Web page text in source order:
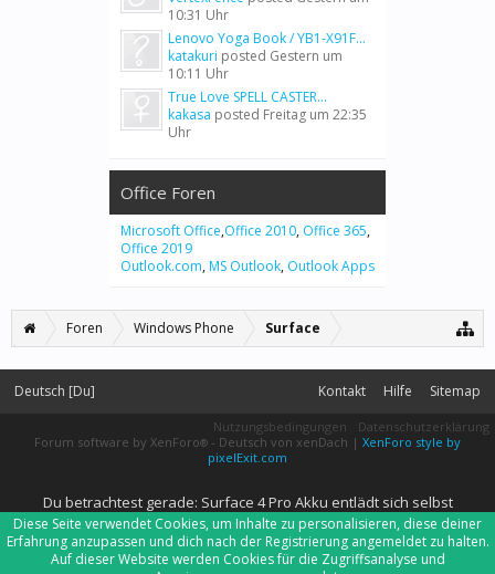
10:31 Uhr
Lenovo Yoga Book / YB1-X91F...
katakuri posted Gestern um
10:11 Uhr
True Love SPELL CASTER...
kakasa posted Freitag um 22:35
Uhr
Office Foren
Microsoft Office,Office 2010, Office 365,
Office 2019
Outlook.com, MS Outlook, Outlook Apps
Foren Windows Phone Surface
Deutsch [Du] Kontakt Hilfe Sitemap
Nutzungsbedingungen
Datenschutzerklärung
Forum software by XenForo® - Deutsch von xenDach | XenForo style by
pixelExit.com
Du betrachtest gerade: Surface 4 Pro Akku entlädt sich selbst
Diese Seite verwendet Cookies, um Inhalte zu personalisieren, diese deiner
Erfahrung anzupassen und dich nach der Registrierung angemeldet zu halten.
Auf dieser Website werden Cookies für die Zugriffsanalyse und